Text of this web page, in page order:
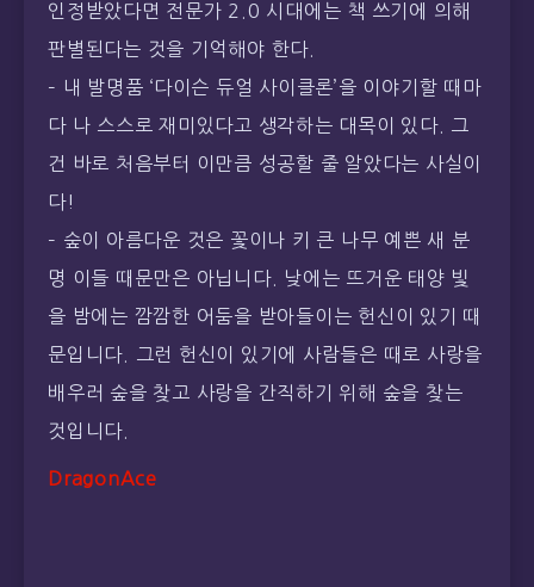
인정받았다면 전문가 2.0 시대에는 책 쓰기에 의해
판별된다는 것을 기억해야 한다.
– 내 발명품 ‘다이슨 듀얼 사이클론’을 이야기할 때마
다 나 스스로 재미있다고 생각하는 대목이 있다. 그
건 바로 처음부터 이만큼 성공할 줄 알았다는 사실이
다!
– 숲이 아름다운 것은 꽃이나 키 큰 나무 예쁜 새 분
명 이들 때문만은 아닙니다. 낮에는 뜨거운 태양 빛
을 밤에는 깜깜한 어둠을 받아들이는 헌신이 있기 때
문입니다. 그런 헌신이 있기에 사람들은 때로 사랑을
배우러 숲을 찾고 사랑을 간직하기 위해 숲을 찾는
것입니다.
DragonAce